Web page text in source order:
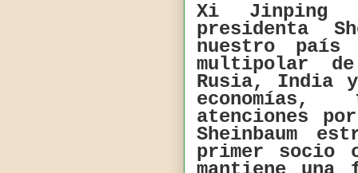
Xi Jinping
presidenta
nuestro
multipolar
Rusia, India y
economías,
atenciones
Sheinbaum
primer socio